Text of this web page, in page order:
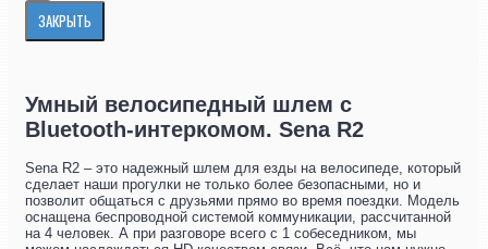
ЗАКРЫТЬ
Умный велосипедный шлем с
Bluetooth-интеркомом. Sena R2
Sena R2 – это надежный шлем для езды на велосипеде, который
сделает наши прогулки не только более безопасными, но и
позволит общаться с друзьями прямо во время поездки. Модель
оснащена беспроводной системой коммуникации, рассчитанной
на 4 человек. А при разговоре всего с 1 собеседником, мы